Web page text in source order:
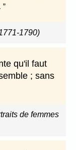
1790)
qu'il faut
; sans
de femmes